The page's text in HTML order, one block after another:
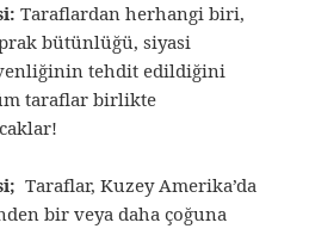
Taraflardan herhangi biri,
bütünlüğü, siyasi
tehdit edildiğini
taraflar birlikte
Taraflar, Kuzey Amerika’da
bir veya daha çoğuna